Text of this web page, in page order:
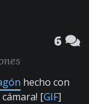
6
hecho con
[GIF]